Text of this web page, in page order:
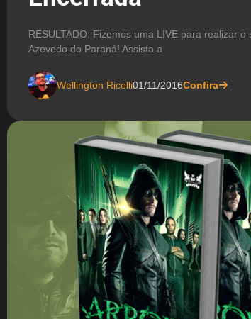
RESULTADO: Fizemos uma LIVE para realizar
Azevedo do Paraná! Assista a
Wellington Ricelli01/11/2016Confira